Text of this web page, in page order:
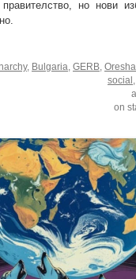
но нови
, Bulgaria GERB
social
on